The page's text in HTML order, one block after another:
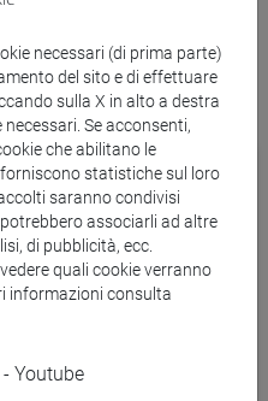
necessari (di prima parte)
del sito e di effettuare
sulla X in alto a destra
Se acconsenti,
che abilitano le
statistiche sul loro
saranno condivisi
associarli ad altre
di pubblicità, ecc.
quali cookie verranno
informazioni consulta
Youtube